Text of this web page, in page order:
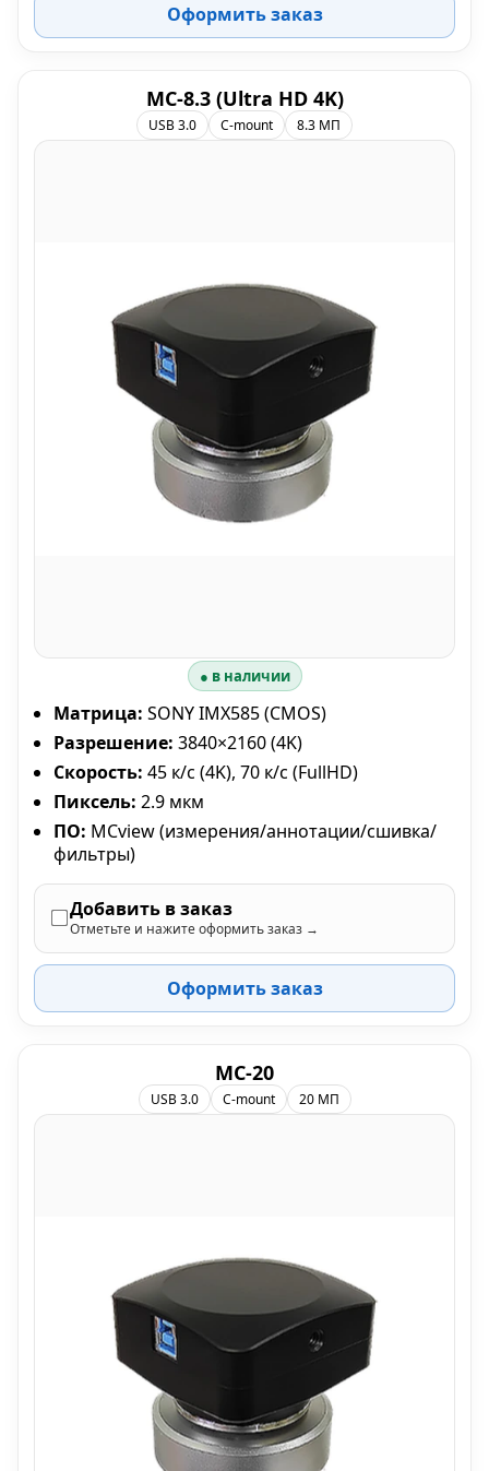
Оформить заказ
МС-8.3 (Ultra HD 4K)
USB 3.0 C-mount 8.3 МП
● в наличии
Матрица: SONY IMX585 (CMOS)
Разрешение: 3840×2160 (4K)
Скорость: 45 к/с (4K), 70 к/с (FullHD)
Пиксель: 2.9 мкм
ПО: MCview (измерения/аннотации/сшивка/
фильтры)
Добавить в заказ
Отметьте и нажите оформить заказ →
Оформить заказ
МС-20
USB 3.0 C-mount 20 МП